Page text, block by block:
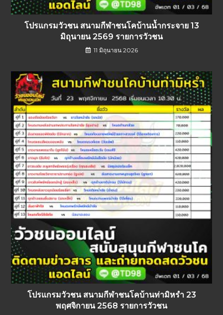
โปรแกรมวัวชน สนามกีฬาชนโคบ้านน้ำกระจาย 13
มิถุนายน 2569 รายการวัวชน
11 มิถุนายน 2026
โปรแกรมวัวชน สนามกีฬาชนโคบ้านท่ามิหรำ 23
พฤศจิกายน 2568 รายการวัวชน